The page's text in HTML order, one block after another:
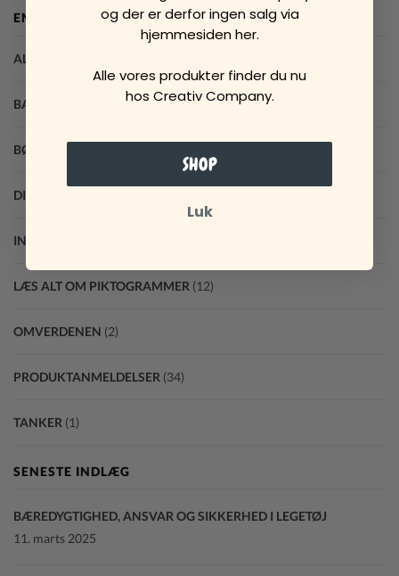
EMNER PÅ BLOGGEN
ALBERTE OG ELLA
BARNETS SPROG (9)
BØGER OG LÆSNING
DIVERSE INDLÆG
INSPIRATION
LÆS ALT OM PIKTOGRAMMER (12)
OMVERDENEN (2)
PRODUKTANMELDELSER (34)
TANKER (1)
SENESTE INDLÆG
BÆREDYGTIGHED, ANSVAR OG SIKKERHED I LEGETØJ
11. marts 2025
og der er derfor ingen salg via
hjemmesiden her.
Alle vores produkter finder du nu
hos Creativ Company.
SHOP
Luk